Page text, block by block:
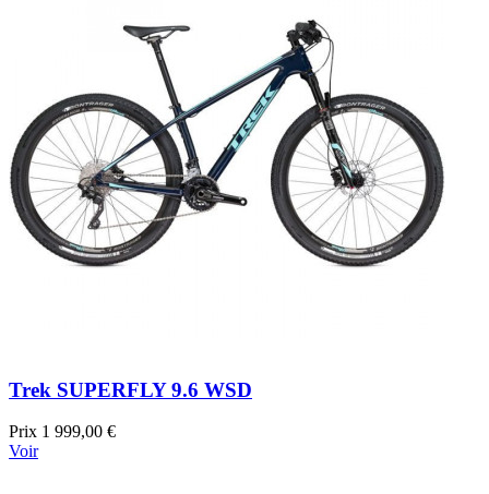
Trek SUPERFLY 9.6 WSD
Prix 1 999,00 €
Voir